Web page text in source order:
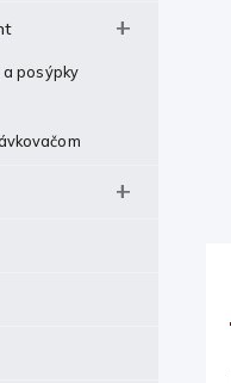
a posýpky